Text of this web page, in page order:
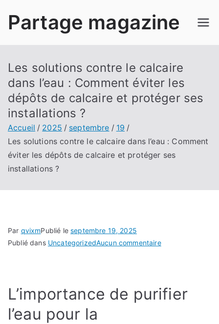
Partage magazine
Les solutions contre le calcaire
dans l’eau : Comment éviter les
dépôts de calcaire et protéger ses
installations ?
Accueil 2025 septembre
19
Les solutions contre le calcaire dans l’eau : Comment
éviter les dépôts de calcaire et protéger ses
installations ?
Par qvixmPublié leseptembre 19, 2025
Publié dans UncategorizedAucun commentairesur
le
L’importance de purifier
l’eau pour la